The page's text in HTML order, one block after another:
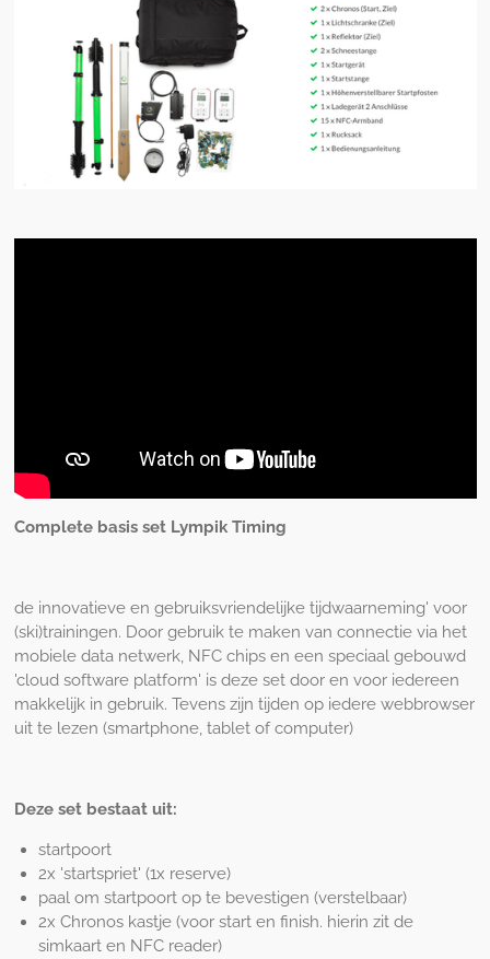
Complete basis set Lympik Timing
de innovatieve en gebruiksvriendelijke tijdwaarneming' voor
(ski)trainingen. Door gebruik te maken van connectie via het
mobiele data netwerk, NFC chips en een speciaal gebouwd
'cloud software platform' is deze set door en voor iedereen
makkelijk in gebruik. Tevens zijn tijden op iedere webbrowser
uit te lezen (smartphone, tablet of computer)
Deze set bestaat uit:
startpoort
2x 'startspriet' (1x reserve)
paal om startpoort op te bevestigen (verstelbaar)
2x Chronos kastje (voor start en finish. hierin zit de
simkaart en NFC reader)